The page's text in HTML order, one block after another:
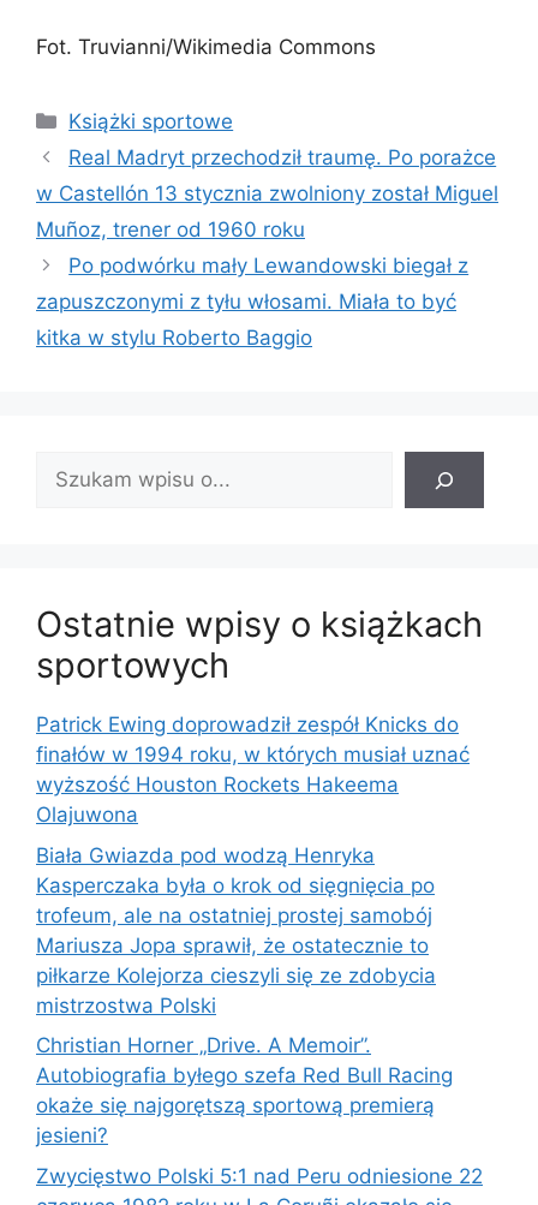
Fot. Truvianni/Wikimedia Commons
Kategorie
Książki sportowe
Real Madryt przechodził traumę. Po porażce
w Castellón 13 stycznia zwolniony został Miguel
Muñoz, trener od 1960 roku
Po podwórku mały Lewandowski biegał z
zapuszczonymi z tyłu włosami. Miała to być
kitka w stylu Roberto Baggio
Znajdź
wpis:
Ostatnie wpisy o książkach
sportowych
Patrick Ewing doprowadził zespół Knicks do
finałów w 1994 roku, w których musiał uznać
wyższość Houston Rockets Hakeema
Olajuwona
Biała Gwiazda pod wodzą Henryka
Kasperczaka była o krok od sięgnięcia po
trofeum, ale na ostatniej prostej samobój
Mariusza Jopa sprawił, że ostatecznie to
piłkarze Kolejorza cieszyli się ze zdobycia
mistrzostwa Polski
Christian Horner „Drive. A Memoir”.
Autobiografia byłego szefa Red Bull Racing
okaże się najgorętszą sportową premierą
jesieni?
Zwycięstwo Polski 5:1 nad Peru odniesione 22